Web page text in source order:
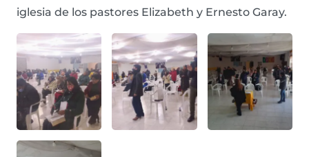
iglesia de los pastores Elizabeth y Ernesto Garay.